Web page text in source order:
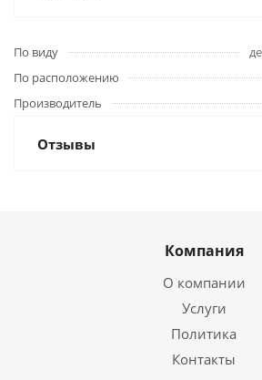
По виду
По расположению
Производитель
Отзывы
Компания
О компании
Услуги
Политика
Контакты